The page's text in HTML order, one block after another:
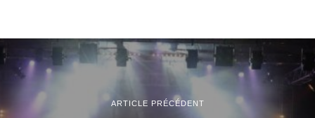
ARTICLE PRÉCÉDENT